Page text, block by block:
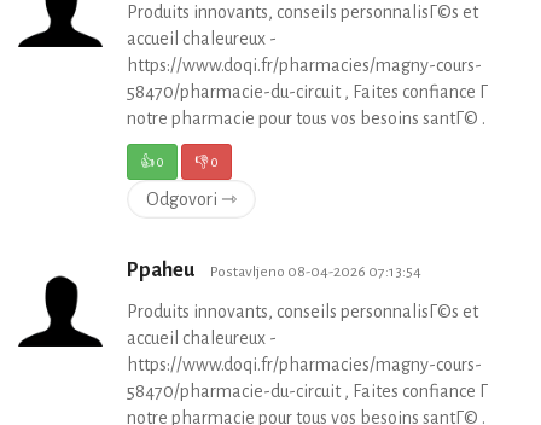
Produits innovants, conseils personnalisГ©s et
accueil chaleureux -
https://www.doqi.fr/pharmacies/magny-cours-
58470/pharmacie-du-circuit , Faites confiance Г
notre pharmacie pour tous vos besoins santГ© .
👍0 👎0
Odgovori ⇾
Ppaheu Postavljeno 08-04-2026 07:13:54
Produits innovants, conseils personnalisГ©s et
accueil chaleureux -
https://www.doqi.fr/pharmacies/magny-cours-
58470/pharmacie-du-circuit , Faites confiance Г
notre pharmacie pour tous vos besoins santГ© .